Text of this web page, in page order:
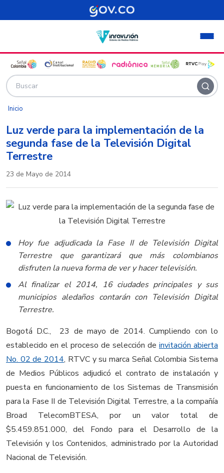
Pasar al contenido principal
Inicio
Luz verde para la implementación de la
segunda fase de la Televisión Digital
Terrestre
23 de Mayo de 2014
Hoy fue adjudicada la Fase II de Televisión Digital
Terrestre que garantizará que más colombianos
disfruten la nueva forma de ver y hacer televisión.
Al finalizar el 2014, 16 ciudades principales y sus
municipios aledaños contarán con Televisión Digital
Terrestre.
Bogotá D.C., 23 de mayo de 2014. Cumpliendo con lo
establecido en el proceso de selección de invitación abierta
No. 02 de 2014, RTVC y su marca Señal Colombia Sistema
de Medios Públicos adjudicó el contrato de instalación y
puesta en funcionamiento de los Sistemas de Transmisión
para la Fase II de Televisión Digital Terrestre, a la compañía
Broad TelecomBTESA, por un valor total de
$5.459.851.000, del Fondo para el Desarrollo de la
Televisión y los Contenidos, administrado por la Autoridad
Nacional de Televisión.